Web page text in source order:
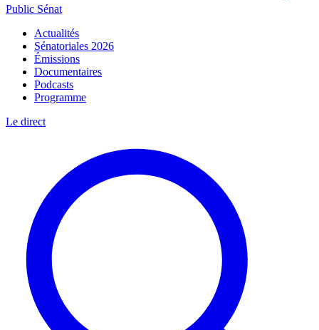
Public Sénat
Actualités
Sénatoriales 2026
Émissions
Documentaires
Podcasts
Programme
Le direct